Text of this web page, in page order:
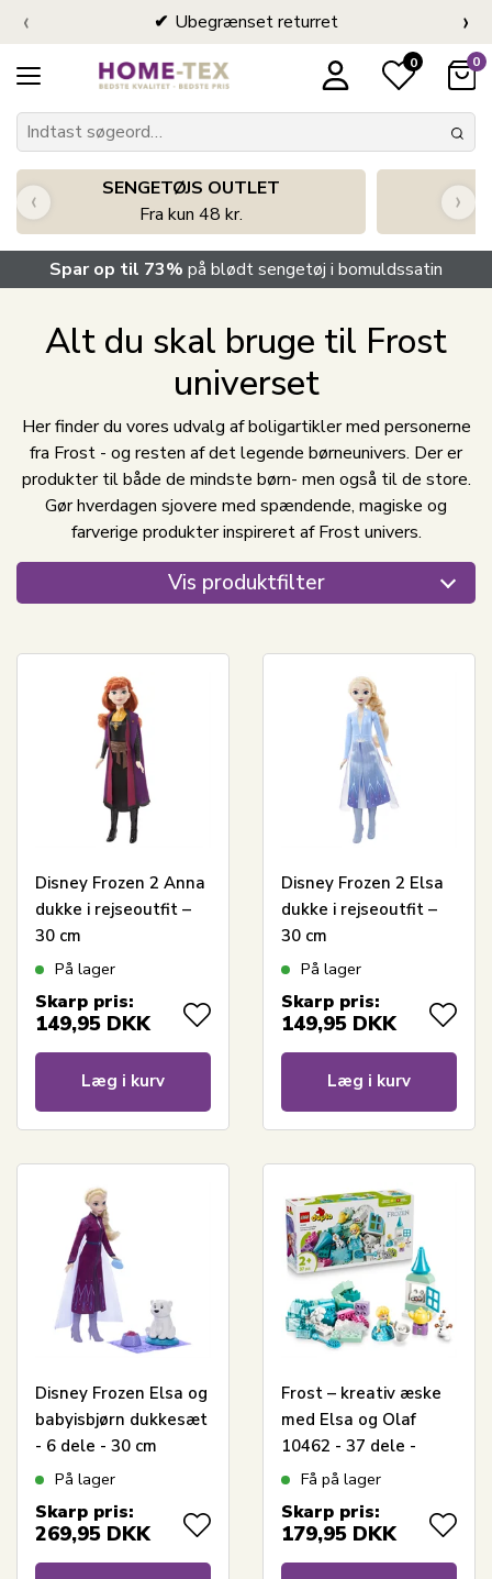
Ubegrænset returret
‹ ›
0 0
SENGETØJS OUTLET
Fra kun 48 kr.
‹ ›
Spar op til 73% på blødt sengetøj i bomuldssatin
Alt du skal bruge til Frost
universet
Her finder du vores udvalg af boligartikler med personerne
fra Frost - og resten af det legende børneunivers. Der er
produkter til både de mindste børn- men også til de store.
Gør hverdagen sjovere med spændende, magiske og
farverige produkter inspireret af Frost univers.
Vis produktfilter
Disney Frozen 2 Anna
dukke i rejseoutfit –
30 cm
På lager
Skarp pris:
149,95 DKK
Læg i kurv
Disney Frozen 2 Elsa
dukke i rejseoutfit –
30 cm
På lager
Skarp pris:
149,95 DKK
Læg i kurv
Disney Frozen Elsa og
babyisbjørn dukkesæt
- 6 dele - 30 cm
På lager
Skarp pris:
269,95 DKK
Frost – kreativ æske
med Elsa og Olaf
10462 - 37 dele -
DUPLO Disney TM
Få på lager
Skarp pris:
179,95 DKK